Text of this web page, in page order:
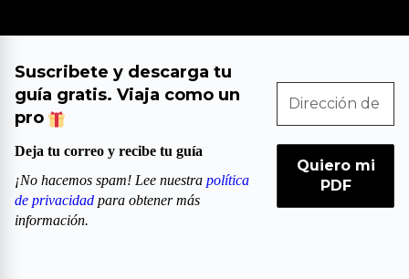
Suscribete y descarga tu
guía gratis. Viaja como un
pro
Deja tu correo y recibe tu guía
¡No hacemos spam! Lee nuestra política
de privacidad para obtener más
información.